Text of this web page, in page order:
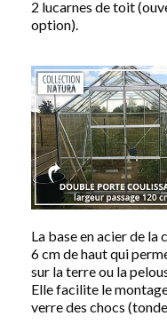
2 lucarnes de toit
option).
La base en acier de la
6 cm de haut qui
sur la terre ou la
Elle facilite le
verre des chocs